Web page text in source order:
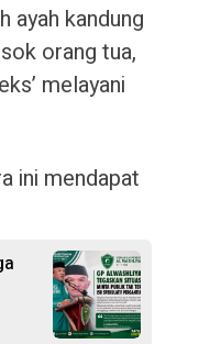
ayah kandung
orang tua,
melayani
ini mendapat